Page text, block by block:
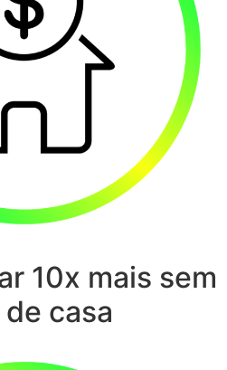
10x mais sem
casa